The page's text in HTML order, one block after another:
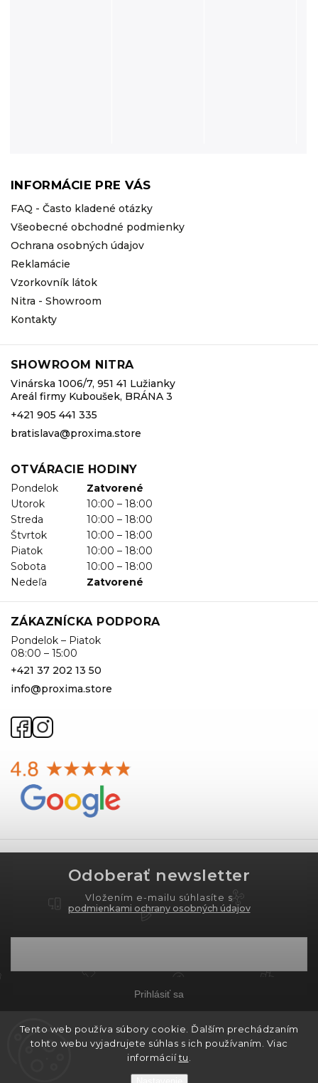
Tento web používa súbory cookie. Ďalším prechádzaním
tohto webu vyjadrujete súhlas s ich používaním. Viac
informáciítu
INFORMÁCIE PRE VÁS
FAQ - Často kladené otázky
Všeobecné obchodné podmienky
Ochrana osobných údajov
Reklamácie
Vzorkovník látok
Nitra - Showroom
Kontakty
SHOWROOM NITRA
Vinárska 1006/7, 951 41 Lužianky
Areál firmy Kuboušek, BRÁNA 3
+421 905 441 335
bratislava@proxima.store
OTVÁRACIE HODINY
Pondelok
Zatvorené
Utorok
10:00 – 18:00
Streda
10:00 – 18:00
Štvrtok
10:00 – 18:00
Piatok
10:00 – 18:00
Sobota
10:00 – 18:00
Nedeľa
Zatvorené
ZÁKAZNÍCKA PODPORA
Pondelok – Piatok
08:00 – 15:00
+421 37 202 13 50
info@proxima.store
Odoberať newsletter
Vložením e-mailu súhlasíte s
podmienkami ochrany osobných údajov
Prihlásiť sa
Copyright 2026PROXIMA.store